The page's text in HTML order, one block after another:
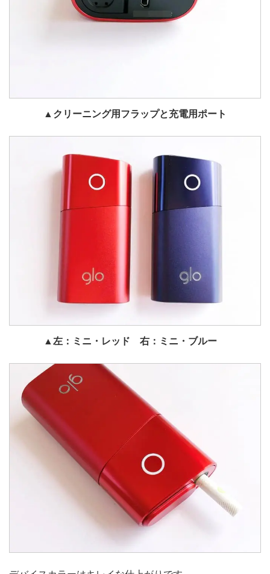
▲クリーニング用フラップと充電用ポート
▲左：ミニ・レッド 右：ミニ・ブルー